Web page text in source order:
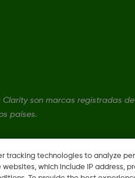
son marcas registradas de
países.
tracking technologies to analyze
which include IP address,